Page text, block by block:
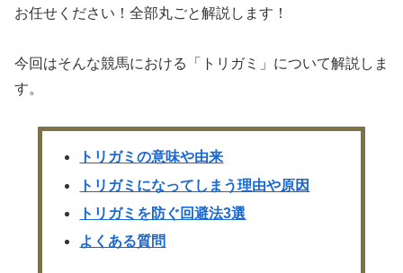
お任せください！全部丸ごと解説します！
今回はそんな競馬における「トリガミ」について解説しま
す。
トリガミの意味や由来
トリガミになってしまう理由や原因
トリガミを防ぐ回避法3選
よくある質問